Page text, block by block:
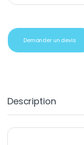
Demander un devis
Description